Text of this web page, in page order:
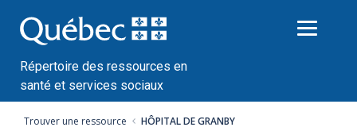
au
contenu
Répertoire des ressources en
santé et services sociaux
Trouver une ressource HÔPITAL DE GRANBY